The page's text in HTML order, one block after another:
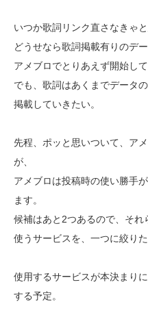
いつか歌詞リンク直さなきゃと
どうせなら歌詞掲載有りのデ
アメブロでとりあえず開始して
でも、歌詞はあくまでデータ
掲載していきたい。
先程、ポッと思いついて、ア
が、
アメブロは投稿時の使い勝手
ます。
候補はあと2つあるので、それ
使うサービスを、一つに絞りた
使用するサービスが本決まり
する予定。